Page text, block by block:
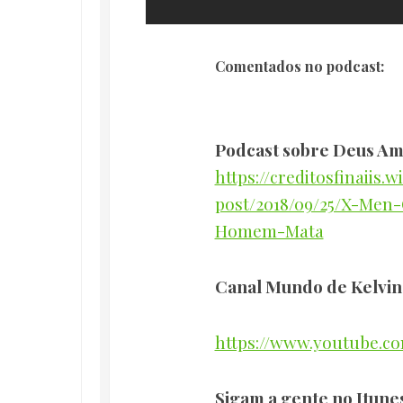
Comentados no podcast:
Podcast sobre Deus
https://
post/2018/09/25/X-
Homem-Mata
Canal Mundo de Kelvin
https://
Sigam a gente no